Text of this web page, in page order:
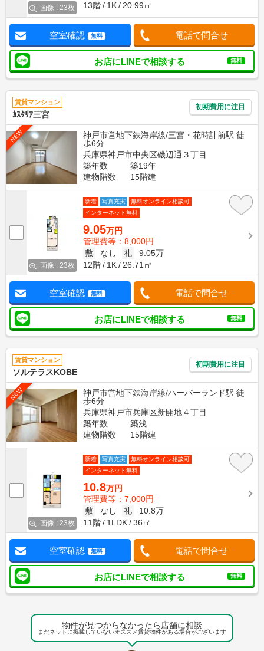
画像 : 23枚
13階
1K 20.99㎡
空室確認 無料 電話で問合せ
お店にLINEで相談する 無料
賃貸マンション
ｶｽﾀﾘｱ三宮
初期費用に注目
NEW
神戸市営地下鉄海岸線/三宮・花時計前駅 徒
歩6分
兵庫県神戸市中央区磯辺通３丁目
築年数
築19年
建物階数
15階建
画像 : 23枚
新着 写真充実
無料オンライン相談可
インターネット無料
9.05万円
管理費等：8,000円
敷
なし 礼
9.05万
12階
1K 26.71㎡
空室確認 無料 電話で問合せ
お店にLINEで相談する 無料
賃貸マンション
ソルテラスKOBE
初期費用に注目
NEW
神戸市営地下鉄海岸線/ハーバーランド駅 徒
歩6分
兵庫県神戸市兵庫区新開地４丁目
築年数
築浅
建物階数
15階建
画像 : 23枚
新着 写真充実
無料オンライン相談可
インターネット無料
10.8万円
管理費等：7,000円
敷
なし 礼
10.8万
11階
1LDK 36㎡
空室確認 無料 電話で問合せ
お店にLINEで相談する 無料
物件が見つからなかったら店舗に相談
まだネットに掲載していないオススメ賃貸物件がある場合がございます